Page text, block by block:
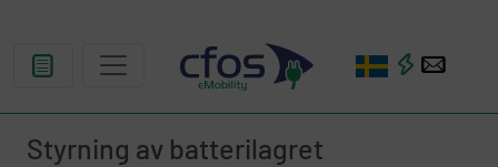
Styrning av batterilagret